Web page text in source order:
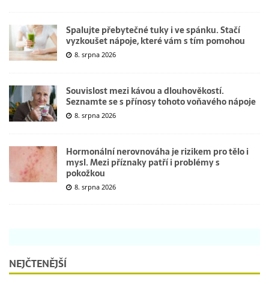
Spalujte přebytečné tuky i ve spánku. Stačí
vyzkoušet nápoje, které vám s tím pomohou
8. srpna 2026
Souvislost mezi kávou a dlouhověkostí.
Seznamte se s přínosy tohoto voňavého nápoje
8. srpna 2026
Hormonální nerovnováha je rizikem pro tělo i
mysl. Mezi příznaky patří i problémy s
pokožkou
8. srpna 2026
NEJČTENĚJŠÍ